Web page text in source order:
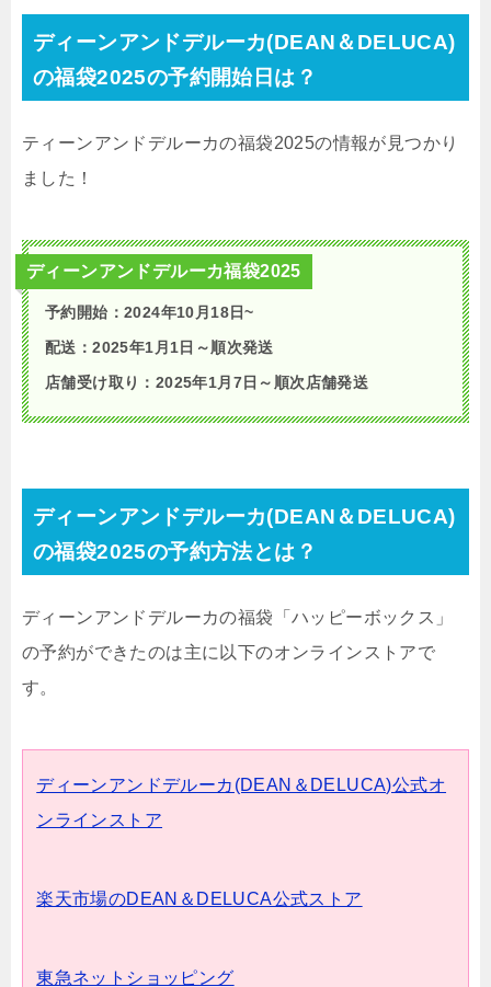
ディーンアンドデルーカ(DEAN＆DELUCA)
の福袋2025の予約開始日は？
ティーンアンドデルーカの福袋2025の情報が見つかり
ました！
ディーンアンドデルーカ福袋2025
予約開始：2024年10月18日~
配送：2025年1月1日～順次発送
店舗受け取り：2025年1月7日～順次店舗発送
ディーンアンドデルーカ(DEAN＆DELUCA)
の福袋2025の予約方法とは？
ディーンアンドデルーカの福袋「ハッピーボックス」
の予約ができたのは主に以下のオンラインストアで
す。
ディーンアンドデルーカ(DEAN＆DELUCA)公式オ
ンラインストア
楽天市場のDEAN＆DELUCA公式ストア
東急ネットショッピング